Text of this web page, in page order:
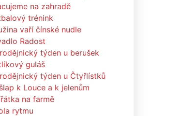
na zahradě
trénink
vaří čínské nudle
Radost
týden u berušek
guláš
týden u Čtyřlístků
k Louce a k jelenům
na farmě
rytmu